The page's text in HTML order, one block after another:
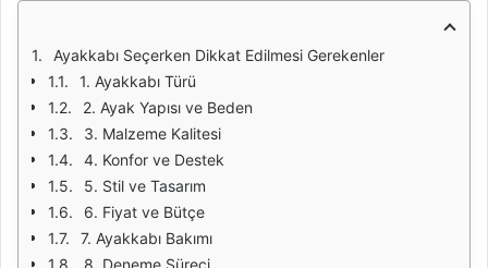
Ayakkabı Seçerken Dikkat Edilmesi Gerekenler
1. Ayakkabı Türü
2. Ayak Yapısı ve Beden
3. Malzeme Kalitesi
4. Konfor ve Destek
5. Stil ve Tasarım
6. Fiyat ve Bütçe
7. Ayakkabı Bakımı
8. Deneme Süreci